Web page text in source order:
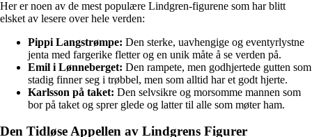
Her er noen av de mest populære Lindgren-figurene som har blitt
elsket av lesere over hele verden:
Pippi Langstrømpe: Den sterke, uavhengige og eventyrlystne
jenta med fargerike fletter og en unik måte å se verden på.
Emil i Lønneberget: Den rampete, men godhjertede gutten som
stadig finner seg i trøbbel, men som alltid har et godt hjerte.
Karlsson på taket: Den selvsikre og morsomme mannen som
bor på taket og sprer glede og latter til alle som møter ham.
Den Tidløse Appellen av Lindgrens Figurer